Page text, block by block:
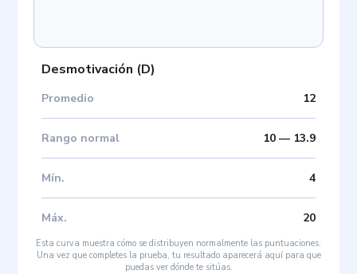
Desmotivación (D)
Promedio 12
Rango normal 10— 13.9
Mín. 4
Máx. 20
Esta curva muestra cómo se distribuyen normalmente las puntuaciones.
Una vez que completes la prueba, tu resultado aparecerá aquí para que
puedas ver dónde te sitúas.